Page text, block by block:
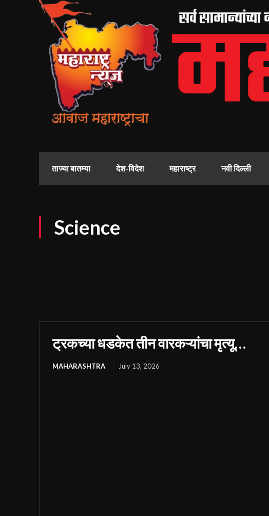
ताज्या बातम्या देश-विदेश महाराष्ट्र नवी दिल्ली
Science
ट्रकच्या धडकेत तीन वारकऱ्यांचा मृत्यू…
MAHARASHTRA July 13, 2026